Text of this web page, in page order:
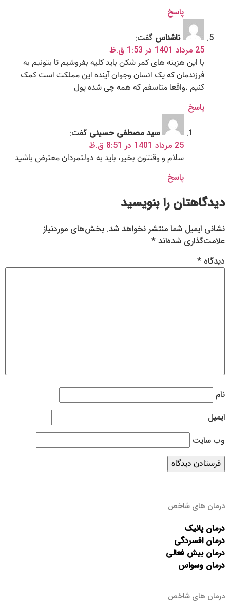
پاسخ
ناشناس گفت:
25 مرداد 1401 در 1:53 ق.ظ
با این هزینه های کمر شکن باید کلیه بفروشیم تا بتونیم به
فرزندمان که یک انسان وجوان آینده این مملکت است کمک
کنیم .واقعا متاسفم که همه چی شده پول
پاسخ
سید مصطفی حسینی گفت:
25 مرداد 1401 در 8:51 ق.ظ
سلام و وقتتون بخیر، باید به دولتمردان معترض باشید
پاسخ
دیدگاهتان را بنویسید
نشانی ایمیل شما منتشر نخواهد شد. بخش‌های موردنیاز
علامت‌گذاری شده‌اند *
دیدگاه *
نام
ایمیل
وب‌ سایت
درمان های شاخص
درمان پانیک
درمان افسردگی
درمان بیش فعالی
درمان وسواس
درمان های شاخص